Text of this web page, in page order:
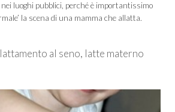
luoghi pubblici, perché è importantissimo
la scena di una mamma che allatta.
al seno, latte materno